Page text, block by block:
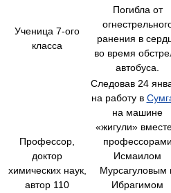
Ученица 7-ого
класса
Погибла от
ранения в
во время
автобуса.
Профессор,
доктор
химических наук,
автор 110
Следовав 24
на работу в
на машине
«жигули»
Исмаилом
Мурсагуловым
Ибрагимом